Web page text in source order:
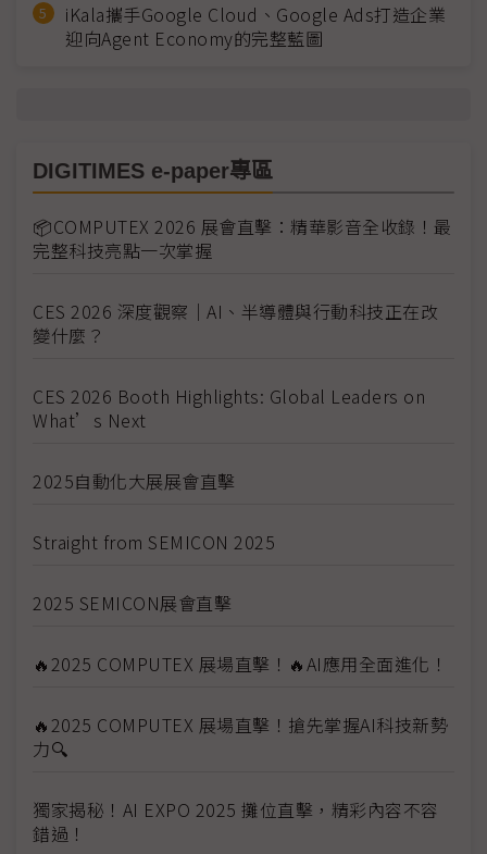
iKala攜手Google Cloud、Google Ads打造企業
迎向Agent Economy的完整藍圖
DIGITIMES e-paper專區
📦COMPUTEX 2026 展會直擊：精華影音全收錄！最
完整科技亮點一次掌握
CES 2026 深度觀察｜AI、半導體與行動科技正在改
變什麼？
CES 2026 Booth Highlights: Global Leaders on
What’s Next
2025自動化大展展會直擊
Straight from SEMICON 2025
2025 SEMICON展會直擊
🔥2025 COMPUTEX 展場直擊！🔥AI應用全面進化！
🔥2025 COMPUTEX 展場直擊！搶先掌握AI科技新勢
力🔍
獨家揭秘！AI EXPO 2025 攤位直擊，精彩內容不容
錯過！